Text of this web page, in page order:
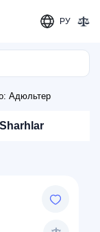
РУ
Адюльтер
Sharhlar